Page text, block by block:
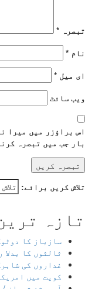
*
*
میں میرا نام،
میں تبصرہ کرنے
برائے:
ترین
سازباز کا دوٹوک
ثالثوں کا بدلا رویہ
غداروں کی شاہرگ
کویت میں امریکی